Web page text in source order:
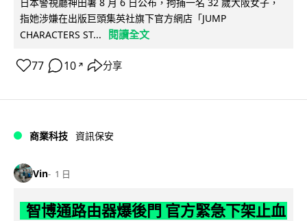
日本警視廳神田署 8 月 6 日公布，拘捕一名 32 歲大阪女子，
指她涉嫌在出版巨頭集英社旗下官方網店「JUMP
CHARACTERS ST...
閱讀全文
77 10 ↗ 分享
商業科技 資訊保安
Vin 1 日
智博通路由器爆後門 官方緊急下架止血